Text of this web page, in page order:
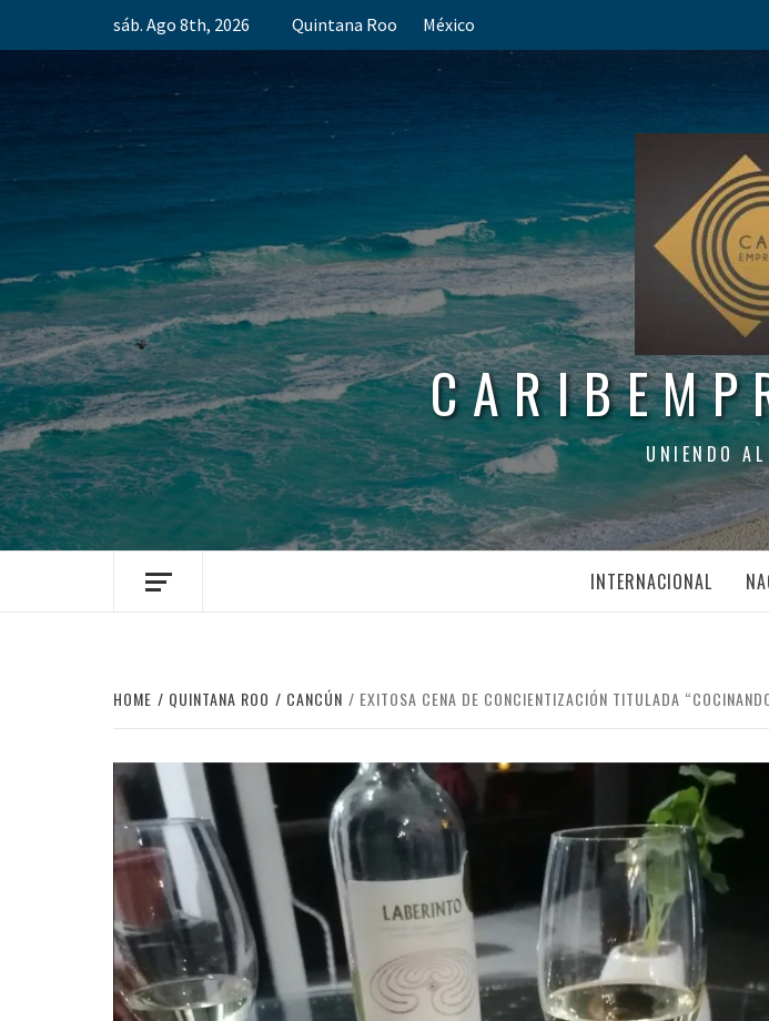
sáb. Ago 8th, 2026 Quintana Roo México
UNIENDO
INTERNACIONAL
HOME QUINTANA ROO CANCÚN EXITOSA CENA DE CONCIENTIZACIÓN TITULADA